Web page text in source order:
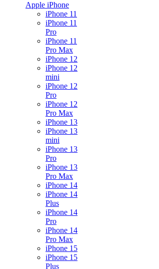
Apple iPhone
iPhone 11
iPhone 11
Pro
iPhone 11
Pro Max
iPhone 12
iPhone 12
mini
iPhone 12
Pro
iPhone 12
Pro Max
iPhone 13
iPhone 13
mini
iPhone 13
Pro
iPhone 13
Pro Max
iPhone 14
iPhone 14
Plus
iPhone 14
Pro
iPhone 14
Pro Max
iPhone 15
iPhone 15
Plus